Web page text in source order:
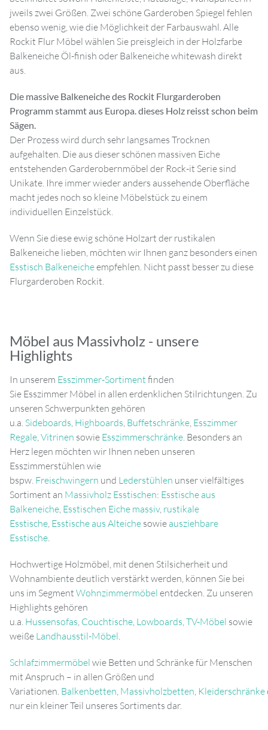
jweils zwei Größen. Zwei schöne Garderoben Spiegel fehlen
ebenso wenig, wie die Möglichkeit der Farbauswahl. Alle
Rockit Flur Möbel wählen Sie preisgleich in der Holzfarbe
Balkeneiche Öl-finish oder Balkeneiche whitewash direkt
aus.
Die massive Balkeneiche des Rockit Flurgarderoben
Programm stammt aus Europa. dieses Holz reisst schon beim
Sägen.
Der Prozess wird durch sehr langsames Trocknen
aufgehalten. Die aus dieser schönen massiven Eiche
entstehenden Garderobernmöbel der Rock-it Serie sind
Unikate. Ihre immer wieder anders aussehende Oberfläche
macht jedes noch so kleine Möbelstück zu einem
individuellen Einzelstück.
Wenn Sie diese ewig schöne Holzart der rustikalen
Balkeneiche lieben, möchten wir Ihnen ganz besonders einen
Esstisch Balkeneicheempfehlen. Nicht passt besser zu diese
Flurgarderoben Rockit.
Möbel aus Massivholz - unsere
Highlights
In unserem Esszimmer-Sortiment finden
Sie Esszimmer Möbel in allen erdenklichen Stilrichtungen. Zu
unseren Schwerpunkten gehören
u.a. Sideboards, Highboards, Buffetschränke, Esszimmer
Regale,Vitrinen sowie Esszimmerschränke. Besonders an
Herz legen möchten wir Ihnen neben unseren
Esszimmerstühlen wie
bspw. Freischwingern und Lederstühlen unser vielfältiges
Sortiment an Massivholz Esstischen: Esstische aus
Balkeneiche, Esstischen Eiche massiv, rustikale
Esstische, Esstische aus Alteiche sowie ausziehbare
Esstische.
Hochwertige Holzmöbel, mit denen Stilsicherheit und
Wohnambiente deutlich verstärkt werden, können Sie bei
uns im Segment Wohnzimmermöbel entdecken. Zu unseren
Highlights gehören
u.a. Hussensofas, Couchtische, Lowboards,TV-Möbel sowie
weiße Landhausstil-Möbel.
Schlafzimmermöbel wie Betten und Schränke für Menschen
mit Anspruch – in allen Größen und
Variationen. Balkenbetten, Massivholzbetten, Kleiderschränke
nur ein kleiner Teil unseres Sortiments dar.